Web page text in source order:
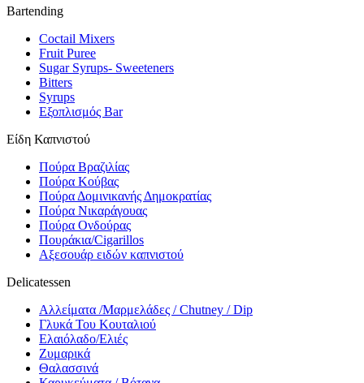
Bartending
Coctail Mixers
Fruit Puree
Sugar Syrups- Sweeteners
Bitters
Syrups
Εξοπλισμός Bar
Είδη Καπνιστού
Πούρα Βραζιλίας
Πούρα Κούβας
Πούρα Δομινικανής Δημοκρατίας
Πούρα Νικαράγουας
Πούρα Ονδούρας
Πουράκια/Cigarillos
Αξεσουάρ ειδών καπνιστού
Delicatessen
Αλλείματα /Μαρμελάδες / Chutney / Dip
Γλυκά Του Κουταλιού
Ελαιόλαδο/Ελιές
Ζυμαρικά
Θαλασσινά